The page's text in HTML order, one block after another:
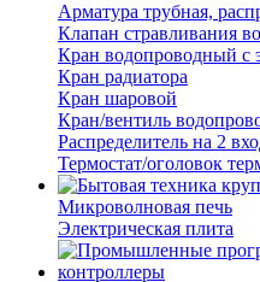
Арматура трубная,
Клапан стравливания
Кран водопроводный с
Кран радиатора
Кран шаровой
Кран/вентиль
Распределитель на 2
Термостат/оголовок
Микроволновая печь
Электрическая плита